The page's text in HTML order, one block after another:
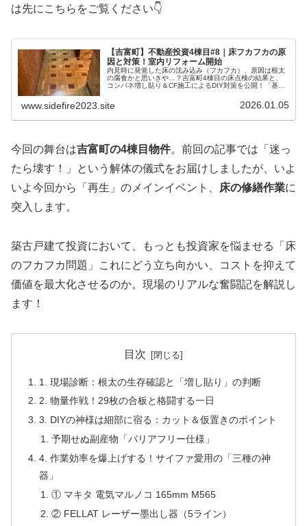
は先にこちらをご覧ください👇
【吉富町】不動産投資4棟目#8｜床フカフカの原
因と対策！室内リフォーム開始
内見時に発覚した床の沈み込み（フカフカ）、原因は根太
の腐食かと思いきや…？吉富町4棟目の床点検の結果と、
コンパネ増し貼り＆CF施工によるDIY対策を公開！「基礎
www.sidefire2023.site 2026.01.05
今回の舞台は吉富町の4棟目物件。前回の記事では「迷っ
たら壊す！」という解体の儀式をお届けしましたが、いよ
いよ今回から「再生」のメインイベント、 床の修繕作業に
突入します。
築古戸建て投資において、もっとも投資家を悩ませる「床
のフカフカ問題」これにどう立ち向かい、コストを抑えて
価値を最大化させるのか。現場のリアルな奮闘記を解説し
ます！
目次
1. 現場診断：根太の生存確認と「増し貼り」の判断
2. 物量作戦！29枚の合板と格闘する一日
3. DIYの神様は細部に宿る：カット＆仮置きのポイント
予期せぬ副産物「バリアフリー仕様」
4. 作業効率を爆上げする！サイファ愛用の「三種の神
器」
① マキタ 電気マルノコ 165mm M565
② FELLAT レーザー墨出し器（5ライン）